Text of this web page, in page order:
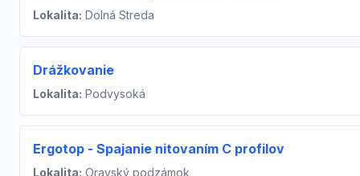
Lokalita: Dolná Streda
Drážkovanie
Lokalita: Podvysoká
Ergotop - Spajanie nitovaním C profilov
Lokalita: Oravský podzámok